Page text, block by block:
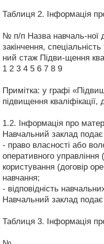
Таблиця 2. Інформація
№ п/п Назва навчаль-ної
закінчення,
ний стаж Підви-щення
1 2 3 4 5 6 7 8 9
Примітка: у графі
підвищення
1.2. Інформація про
Навчальний заклад
- право власності або
оперативного
користування (договір
навчання;
- відповідність
Навчальний заклад
Таблиця 3. Інформація